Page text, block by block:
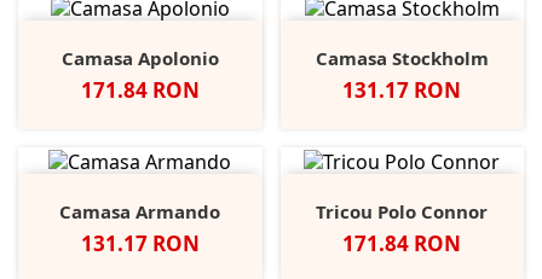
Camasa Apolonio
Pret
171.84 RON
Camasa Stockholm
Pret
131.17 RON
Camasa Armando
Pret
131.17 RON
Tricou Polo Connor
Pret
171.84 RON